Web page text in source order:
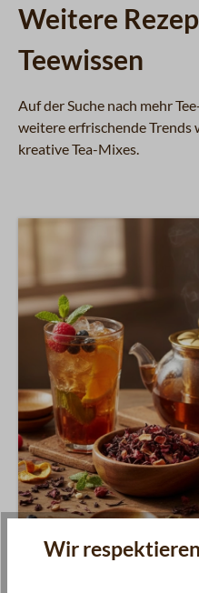
Weitere
Teewissen
Auf der Suche nach mehr
weitere erfrischende Trends
kreative Tea-Mixes.
Alles
Wir